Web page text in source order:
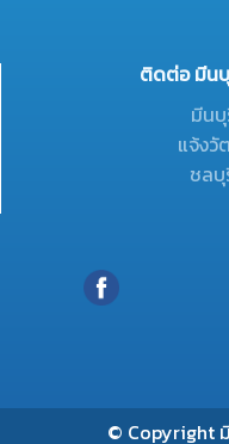
ติดต่อ มีน
มีนบุ
แจ้งวั
ชลบุ
© Copyright